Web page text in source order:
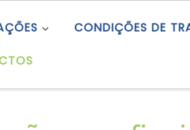
CONDIÇÕES DE